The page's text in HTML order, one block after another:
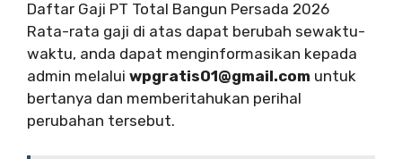
Daftar Gaji PT Total Bangun Persada 2026
Rata-rata gaji di atas dapat berubah sewaktu-
waktu, anda dapat menginformasikan kepada
admin melalui wpgratis01@gmail.com untuk
bertanya dan memberitahukan perihal
perubahan tersebut.